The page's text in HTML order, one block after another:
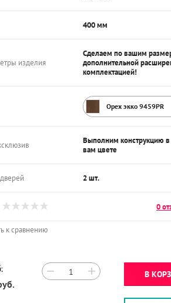
400 мм
изделия
Сделаем по вашим
дополнительной
комплектацией!
Орех экко 9459PR
Выполним конструкцию
вам цвете
2 шт.
0
к сравнению
− + В